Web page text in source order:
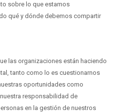
sobre lo que estamos
qué y dónde debemos compartir
las organizaciones están haciendo
tanto como lo es cuestionarnos
oportunidades como
responsabilidad de
en la gestión de nuestros